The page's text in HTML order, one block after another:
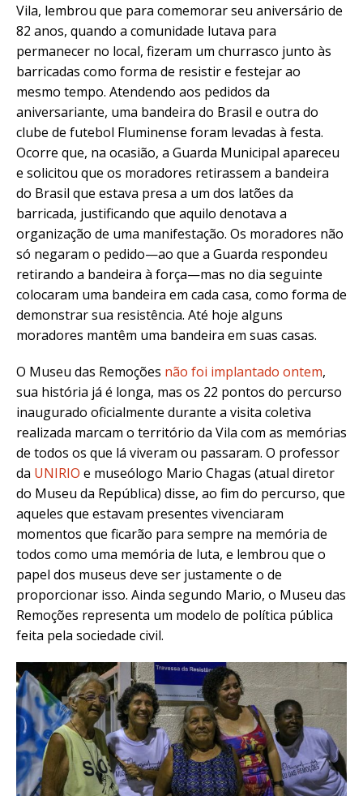
Vila, lembrou que para comemorar seu aniversário de
82 anos, quando a comunidade lutava para
permanecer no local, fizeram um churrasco junto às
barricadas como forma de resistir e festejar ao
mesmo tempo. Atendendo aos pedidos da
aniversariante, uma bandeira do Brasil e outra do
clube de futebol Fluminense foram levadas à festa.
Ocorre que, na ocasião, a Guarda Municipal apareceu
e solicitou que os moradores retirassem a bandeira
do Brasil que estava presa a um dos latões da
barricada, justificando que aquilo denotava a
organização de uma manifestação. Os moradores não
só negaram o pedido—ao que a Guarda respondeu
retirando a bandeira à força—mas no dia seguinte
colocaram uma bandeira em cada casa, como forma de
demonstrar sua resistência. Até hoje alguns
moradores mantêm uma bandeira em suas casas.
O Museu das Remoções não foi implantado ontem,
sua história já é longa, mas os 22 pontos do percurso
inaugurado oficialmente durante a visita coletiva
realizada marcam o território da Vila com as memórias
de todos os que lá viveram ou passaram. O professor
da UNIRIO e museólogo Mario Chagas (atual diretor
do Museu da República) disse, ao fim do percurso, que
aqueles que estavam presentes vivenciaram
momentos que ficarão para sempre na memória de
todos como uma memória de luta, e lembrou que o
papel dos museus deve ser justamente o de
proporcionar isso. Ainda segundo Mario, o Museu das
Remoções representa um modelo de política pública
feita pela sociedade civil.